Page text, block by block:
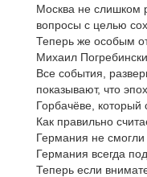
Москва не слишком
вопросы с целью
Теперь же особым
Михаил
Все события,
показывают, что
Горбачёве,
Как правильно
Германия не
Германия всегда
Теперь если